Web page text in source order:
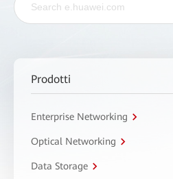
Prodotti
Enterprise Networking
Optical Networking
Data Storage